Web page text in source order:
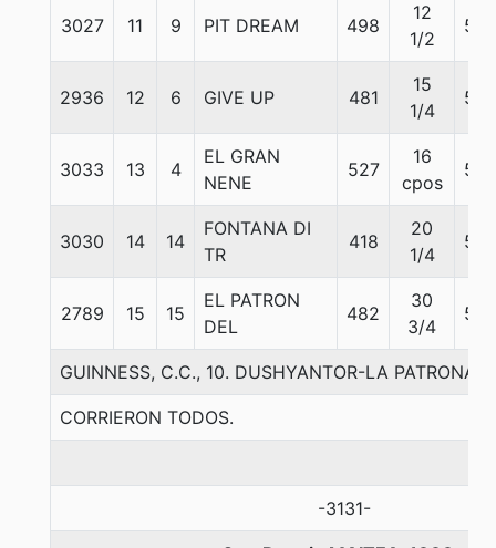
3027 11 9 PIT DREAM 498
12
1/2
56
2936 12 6 GIVE UP 481
15
1/4
56
3033 13 4
EL GRAN
NENE
527
16
cpos
56
3030 14 14
FONTANA DI
TR
418
20
1/4
56
2789 15 15
EL PATRON
DEL
482
30
3/4
56
GUINNESS, C.C., 10. DUSHYANTOR-LA PATRONA-
CORRIERON TODOS.
-3131-